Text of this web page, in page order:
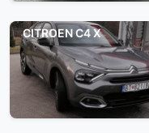
CITROEN C4 X